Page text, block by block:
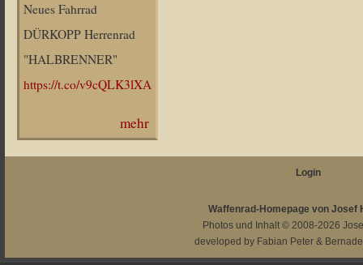
Neues Fahrrad
DÜRKOPP Herrenrad
"HALBRENNER"
https://t.co/v9cQLK3lXA
mehr
Login
Waffenrad-Homepage von Josef
Photos und Inhalt © 2008-2026
developed by Fabian Peter &